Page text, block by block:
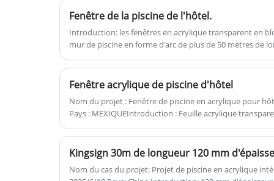
monde sous-marin, leur permettant de
se fondre dans les poissons dans
C'est une sorte de sentiment très
merveilleux et particulier. Kingsign
ultra-haute transparence. Les feuilles
acryliques sont placées dans un four
moule en fer sur mesure pour un
moulage à haute température. Quels
que soient la taille, le radian et
Fenêtre de la piscine de l'hôtel.
Introduction: les fenêtres en acrylique transparent en
mur de piscine en forme d'arc de plus de 50 mètres de
Fenêtre acrylique de piscine d'hôtel
Nom du projet : Fenêtre de piscine en acrylique pour
Pays : MEXIQUEIntroduction : Feuille acrylique
Kingsign 30m de longueur 120 mm
Nom du cas du projet: Projet de piscine en acrylique intérieur Temps de cas